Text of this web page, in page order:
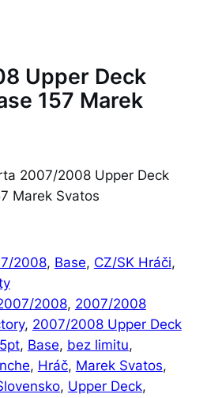
Upper Deck
157 Marek
2007/2008 Upper Deck
Marek Svatos
2008, Base, CZ/SK Hráči
2008, 2007/2008
, 2007/2008 Upper Deck
, Base, bez limitu
, Hráč, Marek Svatos
, Upper Deck